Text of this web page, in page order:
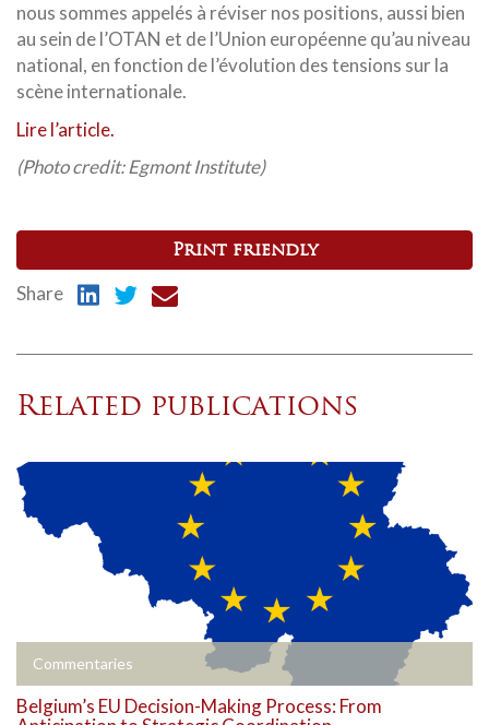
nous sommes appelés à réviser nos positions, aussi bien
au sein de l’OTAN et de l’Union européenne qu’au niveau
national, en fonction de l’évolution des tensions sur la
scène internationale.
Lire l’article.
(Photo credit: Egmont Institute)
Print friendly
Share
Related publications
Commentaries
Belgium’s EU Decision-Making Process: From